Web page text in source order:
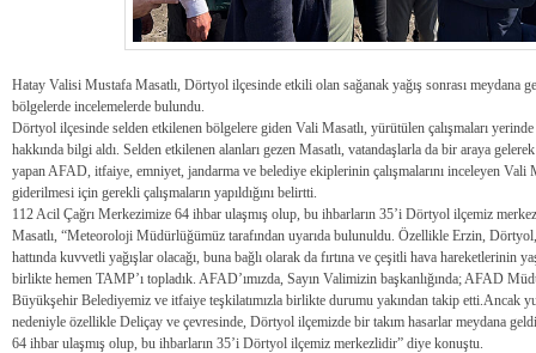
Hatay Valisi Mustafa Masatlı, Dörtyol ilçesinde etkili olan sağanak yağış sonrası meydana
bölgelerde incelemelerde bulundu.
Dörtyol ilçesinde selden etkilenen bölgelere giden Vali Masatlı, yürütülen çalışmaları
hakkında bilgi aldı. Selden etkilenen alanları gezen Masatlı, vatandaşlarla da bir araya
yapan AFAD, itfaiye, emniyet, jandarma ve belediye ekiplerinin çalışmalarını inceleyen Vali
giderilmesi için gerekli çalışmaların yapıldığını belirtti.
112 Acil Çağrı Merkezimize 64 ihbar ulaşmış olup, bu ihbarların 35’i Dörtyol ilçemiz
Masatlı, “Meteoroloji Müdürlüğümüz tarafından uyarıda bulunuldu. Özellikle Erzin,
hattında kuvvetli yağışlar olacağı, buna bağlı olarak da fırtına ve çeşitli hava
birlikte hemen TAMP’ı topladık. AFAD’ımızda, Sayın Valimizin başkanlığında; AFAD
Büyükşehir Belediyemiz ve itfaiye teşkilatımızla birlikte durumu yakından takip etti.Ancak
nedeniyle özellikle Deliçay ve çevresinde, Dörtyol ilçemizde bir takım hasarlar meydana
64 ihbar ulaşmış olup, bu ihbarların 35’i Dörtyol ilçemiz merkezlidir” diye konuştu.